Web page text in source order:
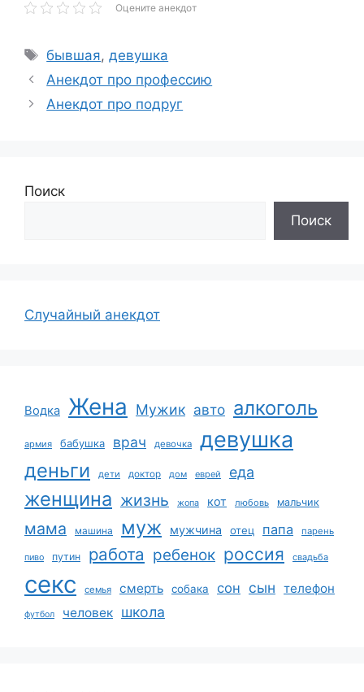
Оцените анекдот
Метки
бывшая,девушка
Анекдот про профессию
Анекдот про подруг
Поиск
Поиск
Случайный анекдот
Водка Жена Мужик авто алкоголь
армия бабушка врач девочка девушка
деньги дети доктор дом еврей еда
женщина жизнь жопа кот любовь мальчик
мама машина муж мужчина отец папа парень
пиво путин работа ребенок россия свадьба
секс семья смерть собака сон сын телефон
футбол человек школа